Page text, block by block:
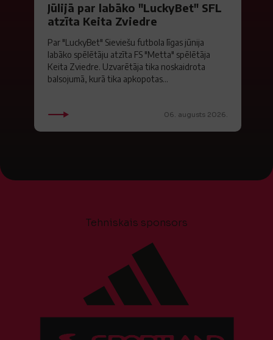
Jūlijā par labāko "LuckyBet" SFL
atzīta Keita Zviedre
Par "LuckyBet" Sieviešu futbola līgas jūnija
labāko spēlētāju atzīta FS "Metta" spēlētāja
Keita Zviedre. Uzvarētāja tika noskaidrota
balsojumā, kurā tika apkopotas...
06. augusts 2026.
Tehniskais sponsors